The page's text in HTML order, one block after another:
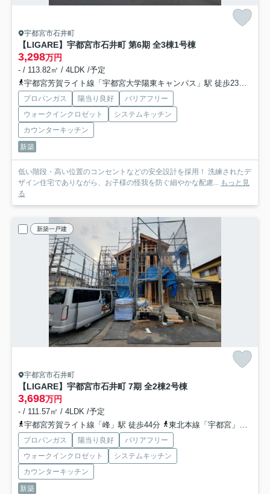
宇都宮市石井町
【LIGARE】宇都宮市石井町 第6期 全3棟1号棟
3,298万円
- / 113.82㎡ / 4LDK /予定
宇都宮芳賀ライト線「宇都宮大学陽東キャンパス」駅 徒歩23分
プロパンガス 陽当り良好
バリアフリー
ウォークインクロゼット
システムキッチン
カウンターキッチン
新築
低い階段・高い位置のコンセントなどの安全設計を採用！ 洗練されたデ
ザイン住宅でありながら、お子様の怪我を防ぐ細やかな配慮... もっと見
る
新築一戸建
宇都宮市石井町
【LIGARE】宇都宮市石井町 7期 全2棟2号棟
3,698万円
- / 111.57㎡ / 4LDK /予定
宇都宮芳賀ライト線「峰」駅 徒歩44分
東北本線「宇都宮」駅 徒歩52分
プロパンガス 陽当り良好
バリアフリー
ウォークインクロゼット
システムキッチン
カウンターキッチン
新築